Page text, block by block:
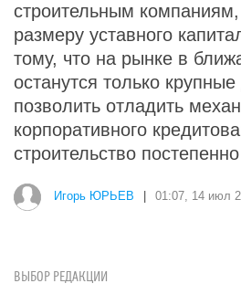
строительным компаниям,
размеру уставного
тому, что на рынке в
останутся только
позволить отладить
корпоративного
строительство
Игорь ЮРЬЕВ 01:07, 14 июл
ВЫБОР РЕДАКЦИИ